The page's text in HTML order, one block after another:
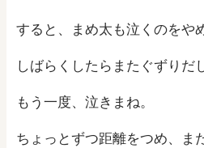
すると、まめ太も泣くのをや
しばらくしたらまたぐずりだ
もう一度、泣きまね。
ちょっとずつ距離をつめ、ま